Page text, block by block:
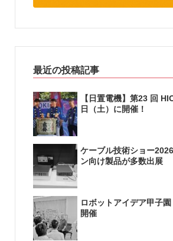
最近の投稿記事
【日置電機】第23 回
日（土）に開催！
ケーブル技術ショー
ン向け製品が多数出展
ロボットアイデア甲子
開催